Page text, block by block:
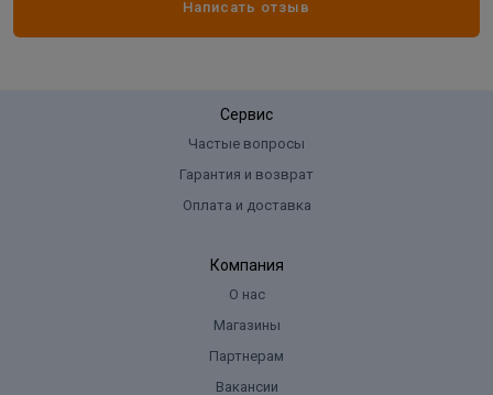
Ширина: 180 мм
Написать отзыв
Сервис
Частые вопросы
Гарантия и возврат
Оплата и доставка
Компания
О нас
Магазины
Партнерам
Вакансии